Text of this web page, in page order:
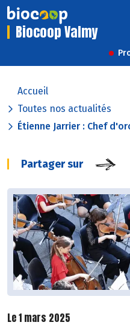
Biocoop Valmy
Accueil
Toutes nos actualités
Étienne Jarrier : Chef
Partager sur
Le 1 mars 2025